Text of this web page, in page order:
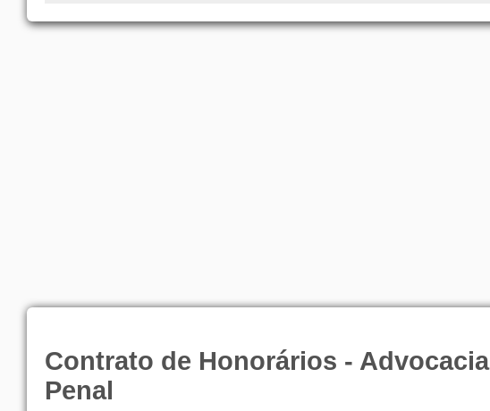
Contrato de Honorários - Advocacia
Penal